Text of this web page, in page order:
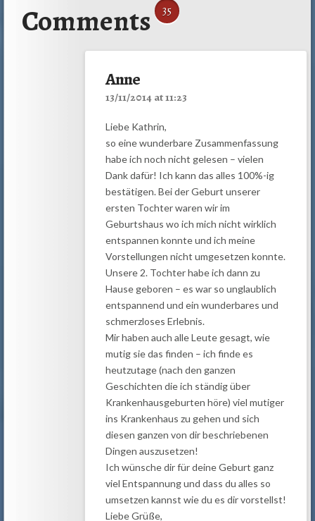
Comments 35
Anne
13/11/2014 at 11:23
Liebe Kathrin,
so eine wunderbare Zusammenfassung
habe ich noch nicht gelesen – vielen
Dank dafür! Ich kann das alles 100%-ig
bestätigen. Bei der Geburt unserer
ersten Tochter waren wir im
Geburtshaus wo ich mich nicht wirklich
entspannen konnte und ich meine
Vorstellungen nicht umgesetzen konnte.
Unsere 2. Tochter habe ich dann zu
Hause geboren – es war so unglaublich
entspannend und ein wunderbares und
schmerzloses Erlebnis.
Mir haben auch alle Leute gesagt, wie
mutig sie das finden – ich finde es
heutzutage (nach den ganzen
Geschichten die ich ständig über
Krankenhausgeburten höre) viel mutiger
ins Krankenhaus zu gehen und sich
diesen ganzen von dir beschriebenen
Dingen auszusetzen!
Ich wünsche dir für deine Geburt ganz
viel Entspannung und dass du alles so
umsetzen kannst wie du es dir vorstellst!
Liebe Grüße,